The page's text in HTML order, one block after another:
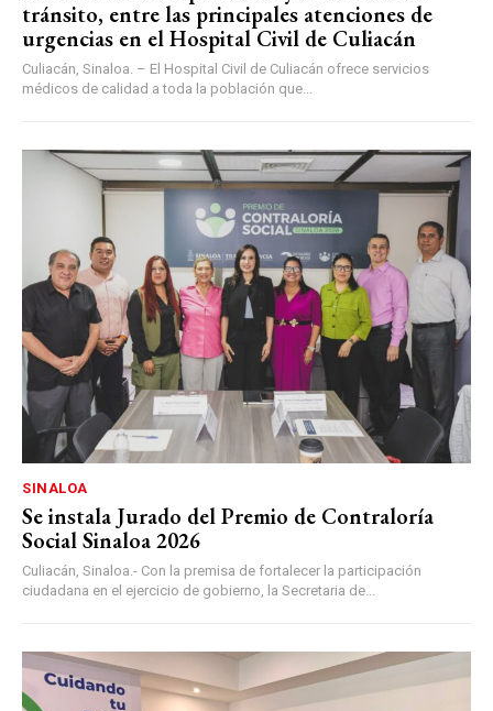
tránsito, entre las principales atenciones de
urgencias en el Hospital Civil de Culiacán
Culiacán, Sinaloa. – El Hospital Civil de Culiacán ofrece servicios
médicos de calidad a toda la población que...
SINALOA
Se instala Jurado del Premio de Contraloría
Social Sinaloa 2026
Culiacán, Sinaloa.- Con la premisa de fortalecer la participación
ciudadana en el ejercicio de gobierno, la Secretaria de...